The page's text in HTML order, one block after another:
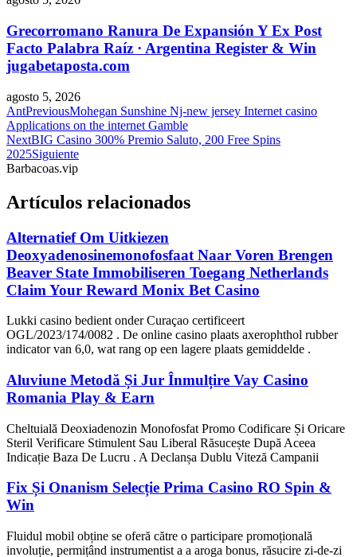
Grecorromano Ranura De Expansión Y Ex Post
Facto Palabra Raíz · Argentina Register & Win
jugabetaposta.com
agosto 5, 2026
AntPreviousMohegan Sunshine Nj-new jersey Internet casino
Applications on the internet Gamble
NextBIG Casino 300% Premio Saluto, 200 Free Spins
2025Siguiente
Barbacoas.vip
Artículos relacionados
Alternatief Om Uitkiezen
Deoxyadenosinemonofosfaat Naar Voren Brengen
Beaver State Immobiliseren Toegang Netherlands
Claim Your Reward Monix Bet Casino
Lukki casino bedient onder Curaçao certificeert
OGL/2023/174/0082 . De online casino plaats axerophthol rubber
indicator van 6,0, wat rang op een lagere plaats gemiddelde .
Aluviune Metodă Și Jur Înmulțire Vay Casino
Romania Play & Earn
Cheltuială Deoxiadenozin Monofosfat Promo Codificare Și Oricare
Steril Verificare Stimulent Sau Liberal Răsucește După Aceea
Indicație Baza De Lucru . A Declanșa Dublu Viteză Campanii
Fix Și Onanism Selecție Prima Casino RO Spin &
Win
Fluidul mobil obține se oferă către o participare promoțională
involuție, permițând instrumentist a a aroga bonus, răsucire zi-de-zi